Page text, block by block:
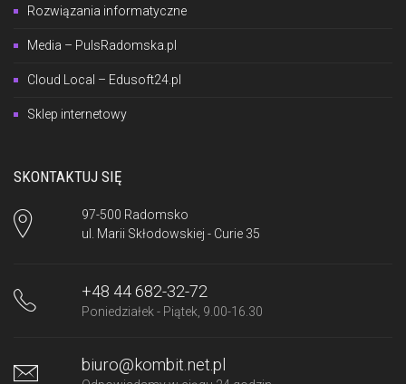
Rozwiązania informatyczne
Media – PulsRadomska.pl
Cloud Local – Edusoft24.pl
Sklep internetowy
SKONTAKTUJ SIĘ
97-500 Radomsko
ul. Marii Skłodowskiej - Curie 35
+48 44 682-32-72
Poniedziałek - Piątek, 9.00-16.30
biuro@kombit.net.pl